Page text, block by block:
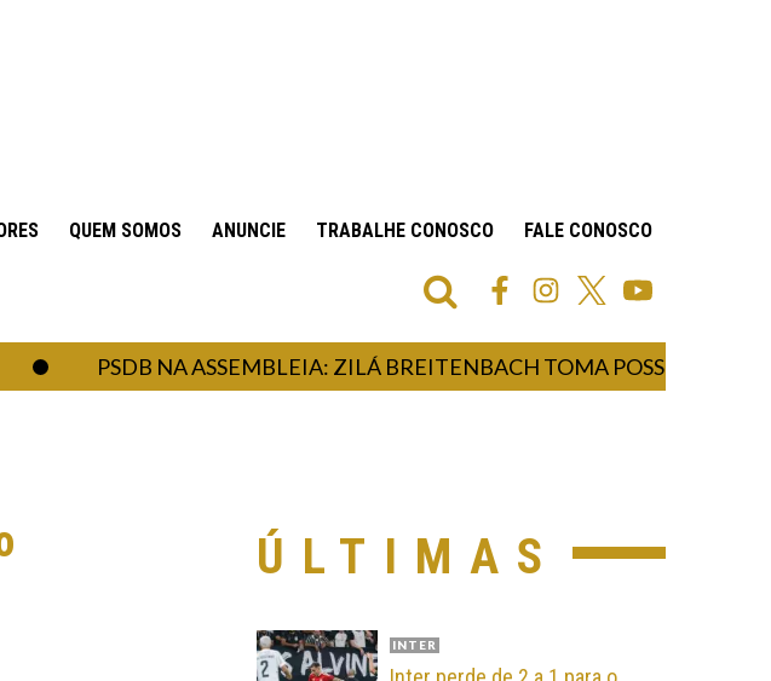
QUEM SOMOS ANUNCIE TRABALHE CONOSCO FALE CONOSCO
PSDB NA ASSEMBLEIA: ZILÁ BREITENBACH TOMA POSSE COMO
ÚLTIMAS
INTER